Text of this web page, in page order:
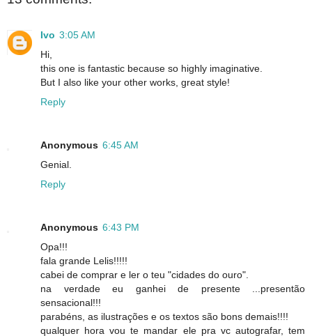
Ivo 3:05 AM
Hi,
this one is fantastic because so highly imaginative.
But I also like your other works, great style!
Reply
Anonymous 6:45 AM
Genial.
Reply
Anonymous 6:43 PM
Opa!!!
fala grande Lelis!!!!!
cabei de comprar e ler o teu "cidades do ouro".
na verdade eu ganhei de presente ...presentão
sensacional!!!
parabéns, as ilustrações e os textos são bons demais!!!!
qualquer hora vou te mandar ele pra vc autografar, tem